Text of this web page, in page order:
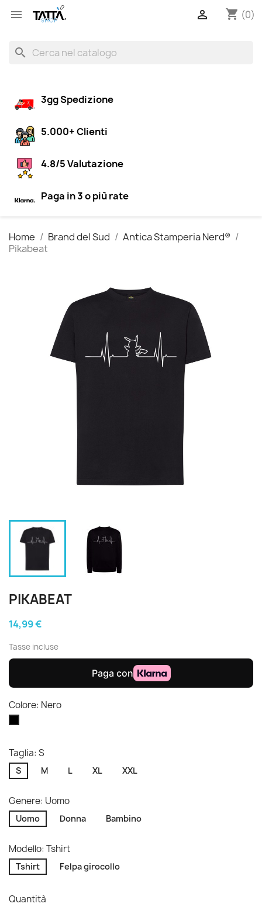
 shopping_cart (0)

search
3gg Spedizione
5.000+ Clienti
4.8/5 Valutazione
Paga in 3 o più rate
Home Brand del Sud
Antica Stamperia Nerd®
Pikabeat
PIKABEAT
14,99 €
Tasse incluse
Colore: Nero
Taglia: S
S M L XL XXL
Genere: Uomo
Uomo Donna Bambino
Modello: Tshirt
Tshirt Felpa girocollo
Quantità